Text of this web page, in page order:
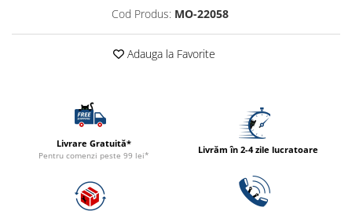
TRIXIE
Recipient hrana
Cod Produs: MO-22058
Adauga la Favorite
Livrare Gratuită*
Pentru comenzi peste 99 lei*
Livrăm în 2-4 zile lucratoare